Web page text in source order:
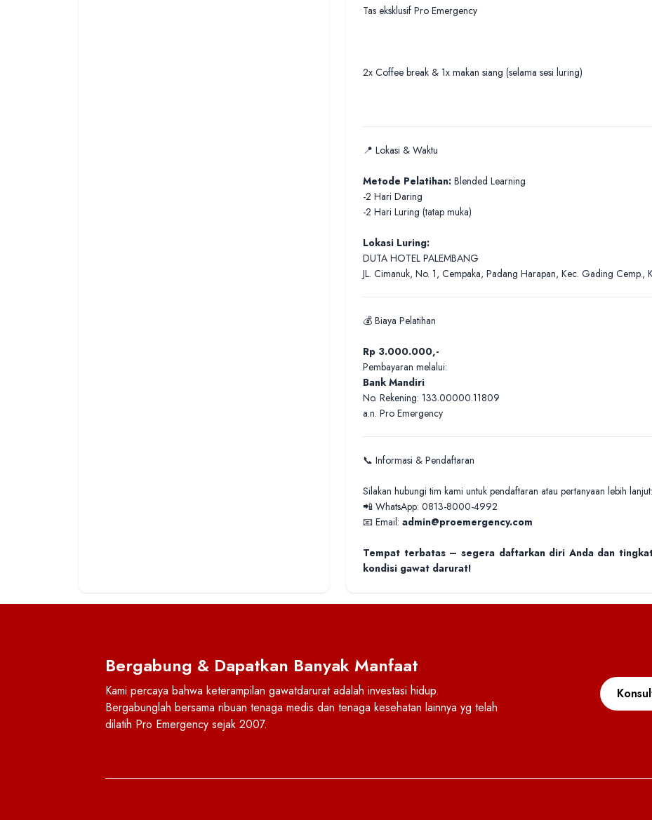
Tas eksklusif Pro Emergency
2x Coffee break & 1x makan siang (selama sesi luring)
📍 Lokasi & Waktu
Metode Pelatihan:Blended Learning
-2 Hari Daring
-2 Hari Luring (tatap muka)
Lokasi Luring:
DUTA HOTEL PALEMBANG
JL. Cimanuk, No. 1, Cempaka, Padang Harapan, Kec. Gading Cemp.,
💰 Biaya Pelatihan
Rp 3.000.000,-
Pembayaran melalui:
Bank Mandiri
No. Rekening: 133.00000.11809
a.n. Pro Emergency
📞 Informasi & Pendaftaran
Silakan hubungi tim kami untuk pendaftaran atau pertanyaan lebih lanjut:
📲 WhatsApp:0813-8000-4992
📧 Email:admin@proemergency.com
Tempat terbatas – segera daftarkan diri Anda dan
kondisi gawat darurat!
Bergabung & Dapatkan Banyak Manfaat
Kami percaya bahwa keterampilan gawatdarurat adalah investasi hidup.
Bergabunglah bersama ribuan tenaga medis dan tenaga kesehatan lainnya yg telah
dilatih Pro Emergency sejak 2007.